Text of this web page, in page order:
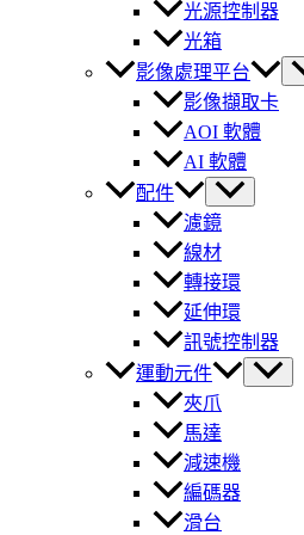
光源控制器
光箱
影像處理平台
影像擷取卡
AOI 軟體
AI 軟體
配件
濾鏡
線材
轉接環
延伸環
訊號控制器
運動元件
夾爪
馬達
減速機
編碼器
滑台